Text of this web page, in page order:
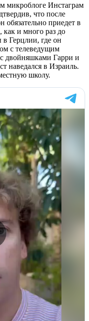
микроблоге Инстаграм
что после
приедет в
как и много раз до
в Герцлии, где он
с телеведущим
двойняшками Гарри и
наведался в Израиль.
школу.